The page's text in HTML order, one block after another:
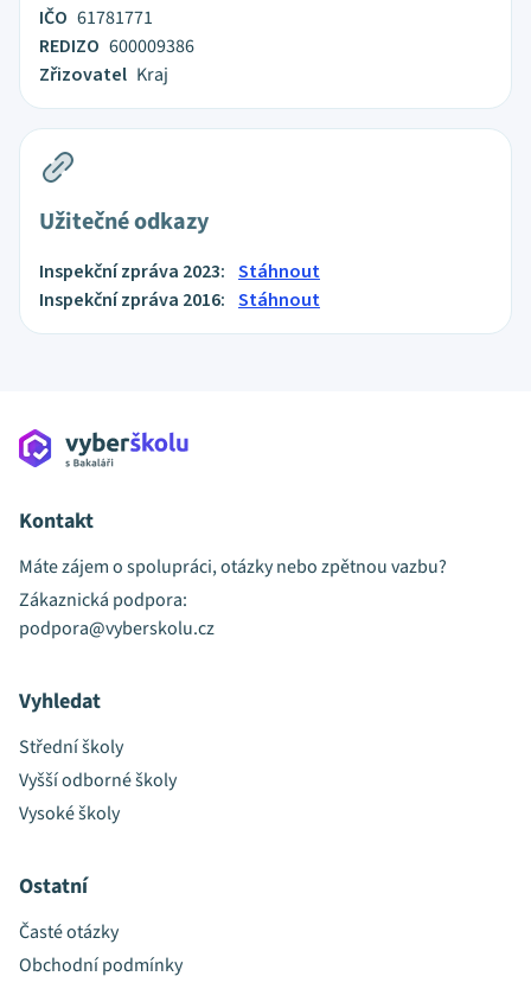
IČO 61781771
REDIZO 600009386
Zřizovatel Kraj
Užitečné odkazy
Inspekční zpráva 2023: Stáhnout
Inspekční zpráva 2016: Stáhnout
Kontakt
Máte zájem o spolupráci, otázky nebo zpětnou vazbu?
Zákaznická podpora:
podpora@vyberskolu.cz
Vyhledat
Střední školy
Vyšší odborné školy
Vysoké školy
Ostatní
Časté otázky
Obchodní podmínky